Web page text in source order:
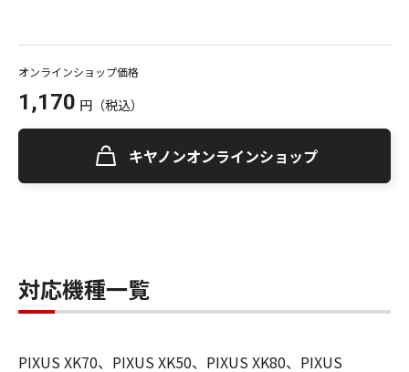
オンラインショップ価格
1,170 円 （税込）
キヤノンオンラインショップ
対応機種一覧
PIXUS XK70、PIXUS XK50、PIXUS XK80、PIXUS